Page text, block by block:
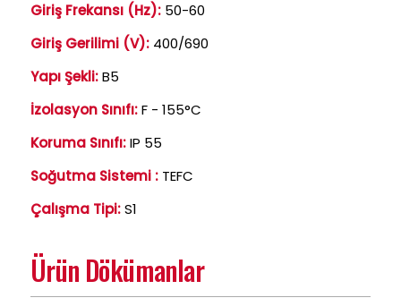
Giriş Frekansı (Hz): 50-60
Giriş Gerilimi (V): 400/690
Yapı Şekli:B5
İzolasyon Sınıfı:F - 155°C
Koruma Sınıfı:IP 55
Soğutma Sistemi : TEFC
Çalışma Tipi:S1
Ürün Dökümanlar